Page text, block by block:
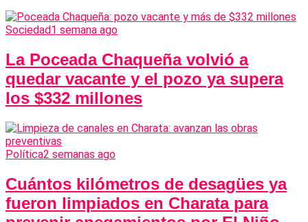
Sociedad1 semana ago
La Poceada Chaqueña volvió a
quedar vacante y el pozo ya supera
los $332 millones
Política2 semanas ago
Cuántos kilómetros de desagües ya
fueron limpiados en Charata para